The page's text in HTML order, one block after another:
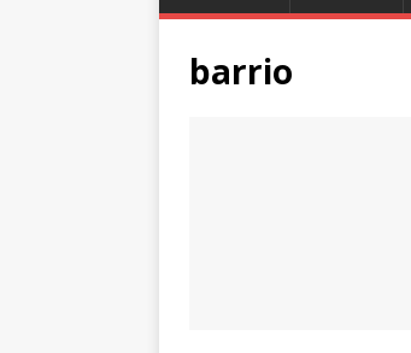
barrio